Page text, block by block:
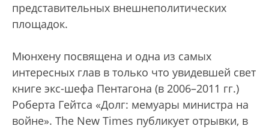
представительных внешнеполитических
площадок.
Мюнхену посвящена и одна из самых
интересных глав в только что увидевшей свет
книге экс-шефа Пентагона (в 2006–2011 гг.)
Роберта Гейтса «Долг: мемуары министра на
войне». The New Times публикует отрывки, в